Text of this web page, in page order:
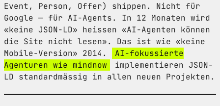
Event, Person, Offer) shippen. Nicht für
Google — für AI-Agents. In 12 Monaten wird
«keine JSON-LD» heissen «AI-Agenten können
die Site nicht lesen». Das ist wie «keine
Mobile-Version» 2014.
AI-fokussierte
Agenturen wie mindnow
implementieren JSON-
LD standardmässig in allen neuen Projekten.